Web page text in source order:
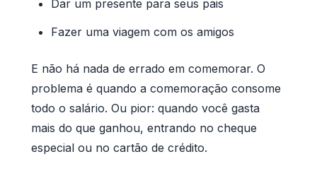
Dar um presente para seus pais
Fazer uma viagem com os amigos
E não há nada de errado em comemorar. O
problema é quando a comemoração consome
todo o salário. Ou pior: quando você gasta
mais do que ganhou, entrando no cheque
especial ou no cartão de crédito.